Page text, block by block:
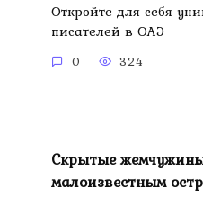
Откройте для себя
писателей в ОАЭ
0 324
Скрытые
малоизвестным